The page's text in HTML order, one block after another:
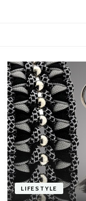
LIFESTYLE